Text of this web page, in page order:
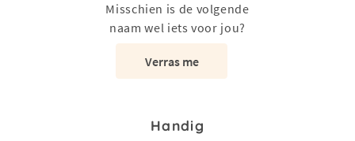
Misschien is de volgende
naam wel iets voor jou?
Verras me
Handig